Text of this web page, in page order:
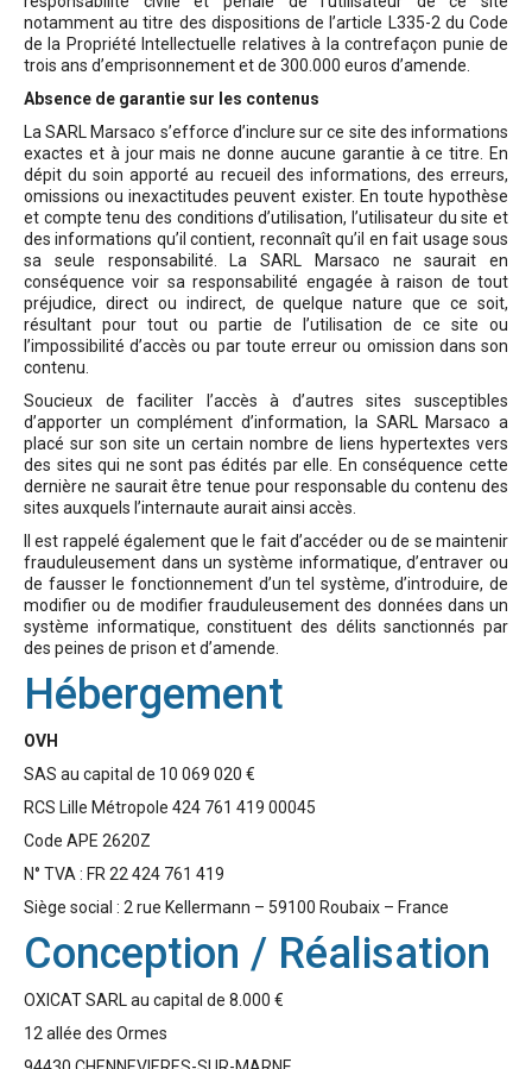
notamment au titre des dispositions de l’article L335-2 du Code
de la Propriété Intellectuelle relatives à la contrefaçon punie de
trois ans d’emprisonnement et de 300.000 euros d’amende.
Absence de garantie sur les contenus
La SARL Marsaco s’efforce d’inclure sur ce site des informations
exactes et à jour mais ne donne aucune garantie à ce titre. En
dépit du soin apporté au recueil des informations, des erreurs,
omissions ou inexactitudes peuvent exister. En toute hypothèse
et compte tenu des conditions d’utilisation, l’utilisateur du site et
des informations qu’il contient, reconnaît qu’il en fait usage sous
sa seule responsabilité. La SARL Marsaco ne saurait en
conséquence voir sa responsabilité engagée à raison de tout
préjudice, direct ou indirect, de quelque nature que ce soit,
résultant pour tout ou partie de l’utilisation de ce site ou
l’impossibilité d’accès ou par toute erreur ou omission dans son
contenu.
Soucieux de faciliter l’accès à d’autres sites susceptibles
d’apporter un complément d’information, la SARL Marsaco a
placé sur son site un certain nombre de liens hypertextes vers
des sites qui ne sont pas édités par elle. En conséquence cette
dernière ne saurait être tenue pour responsable du contenu des
sites auxquels l’internaute aurait ainsi accès.
Il est rappelé également que le fait d’accéder ou de se maintenir
frauduleusement dans un système informatique, d’entraver ou
de fausser le fonctionnement d’un tel système, d’introduire, de
modifier ou de modifier frauduleusement des données dans un
système informatique, constituent des délits sanctionnés par
des peines de prison et d’amende.
Hébergement
OVH
SAS au capital de 10 069 020 €
RCS Lille Métropole 424 761 419 00045
Code APE 2620Z
N° TVA : FR 22 424 761 419
Siège social : 2 rue Kellermann – 59100 Roubaix – France
Conception / Réalisation
OXICAT SARL au capital de 8.000 €
12 allée des Ormes